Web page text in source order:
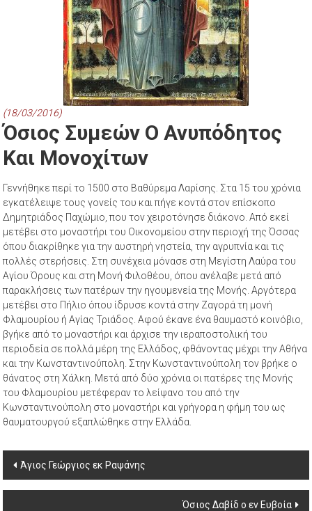
(18/03/2016)
Όσιος Συμεών Ο Ανυπόδητος
Και Μονοχίτων
Γεννήθηκε περί το 1500 στο Βαθύρεμα Λαρίσης. Στα 15 του χρόνια
εγκατέλειψε τους γονείς του και πήγε κοντά στον επίσκοπο
Δημητριάδος Παχώμιο, που τον χειροτόνησε διάκονο. Από εκεί
μετέβει στο μοναστήρι του Οικονομείου στην περιοχή της Όσσας
όπου διακρίθηκε για την αυστηρή νηστεία, την αγρυπνία και τις
πολλές στερήσεις. Στη συνέχεια μόνασε στη Μεγίστη Λαύρα του
Αγίου Όρους και στη Μονή Φιλοθέου, όπου ανέλαβε μετά από
παρακλήσεις των πατέρων την ηγουμενεία της Μονής. Αργότερα
μετέβει στο Πήλιο όπου ίδρυσε κοντά στην Ζαγορά τη μονή
Φλαμουρίου ή Αγίας Τριάδος. Αφού έκανε ένα θαυμαστό κοινόβιο,
βγήκε από το μοναστήρι και άρχισε την ιεραποστολική του
περιοδεία σε πολλά μέρη της Ελλάδος, φθάνοντας μέχρι την Αθήνα
και την Κωνσταντινούπολη. Στην Κωνσταντινούπολη τον βρήκε ο
θάνατος στη Χάλκη. Μετά από δύο χρόνια οι πατέρες της Μονής
του Φλαμουρίου μετέφεραν το λείψανο του από την
Κωνσταντινούπολη στο μοναστήρι και γρήγορα η φήμη του ως
θαυματουργού εξαπλώθηκε στην Ελλάδα.
Post
navigation
Άγιος Γεώργιος εκ Ραψάνης
Όσιος Δαβίδ ο εν Ευβοία